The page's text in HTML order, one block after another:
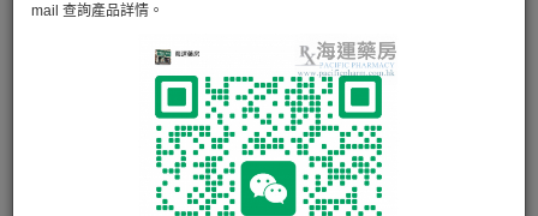
mail 查詢產品詳情。